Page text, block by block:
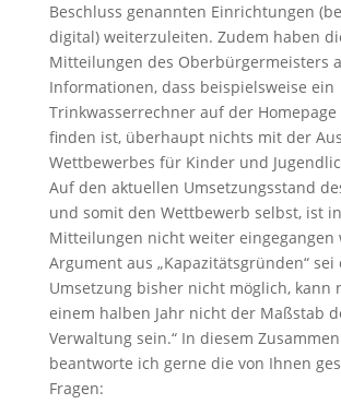
Beschluss genannten Einrichtungen
digital) weiterzuleiten. Zudem haben
Mitteilungen des Oberbürgermeisters
Informationen, dass beispielsweise ein
Trinkwasserrechner auf der Homepage
finden ist, überhaupt nichts mit der
Wettbewerbes für Kinder und
Auf den aktuellen Umsetzungsstand
und somit den Wettbewerb selbst, ist
Mitteilungen nicht weiter eingegangen
Argument aus „Kapazitätsgründen“ sei
Umsetzung bisher nicht möglich, kann
einem halben Jahr nicht der Maßstab
Verwaltung sein.“ In diesem
beantworte ich gerne die von Ihnen
Fragen: